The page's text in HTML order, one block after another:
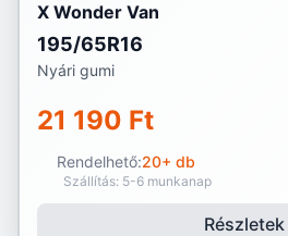
X Wonder Van
195/65R16
Nyári gumi
21 190 Ft
Rendelhető:20+ db
Szállítás: 5-6 munkanap
Részletek